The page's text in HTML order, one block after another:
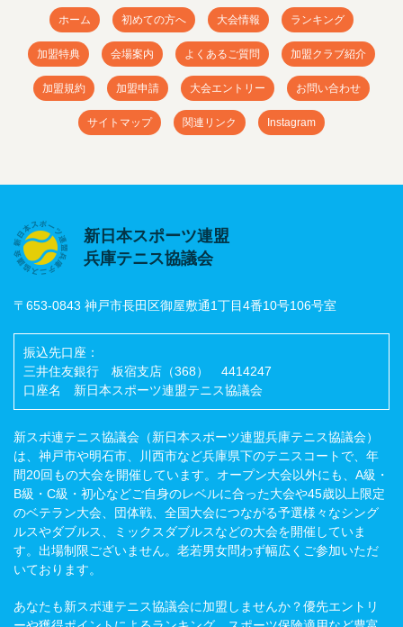
ホーム 初めての方へ 大会情報 ランキング
加盟特典 会場案内 よくあるご質問 加盟クラブ紹介
加盟規約 加盟申請 大会エントリー お問い合わせ
サイトマップ 関連リンク Instagram
新日本スポーツ連盟
兵庫テニス協議会
〒653-0843 神戸市長田区御屋敷通1丁目4番10号106号室
振込先口座：
三井住友銀行 板宿支店（368） 4414247
口座名 新日本スポーツ連盟テニス協議会
新スポ連テニス協議会（新日本スポーツ連盟兵庫テニス協議会）
は、神戸市や明石市、川西市など兵庫県下のテニスコートで、年
間20回もの大会を開催しています。オープン大会以外にも、A級・
B級・C級・初心などご自身のレベルに合った大会や45歳以上限定
のベテラン大会、団体戦、全国大会につながる予選様々なシング
ルスやダブルス、ミックスダブルスなどの大会を開催していま
す。出場制限ございません。老若男女問わず幅広くご参加いただ
いております。
あなたも新スポ連テニス協議会に加盟しませんか？優先エントリ